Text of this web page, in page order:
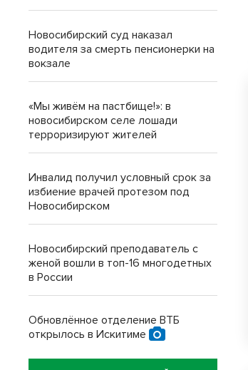
Новосибирский суд наказал
водителя за смерть пенсионерки на
вокзале
«Мы живём на пастбище!»: в
новосибирском селе лошади
терроризируют жителей
Инвалид получил условный срок за
избиение врачей протезом под
Новосибирском
Новосибирский преподаватель с
женой вошли в топ-16 многодетных
в России
Обновлённое отделение ВТБ
открылось в Искитиме